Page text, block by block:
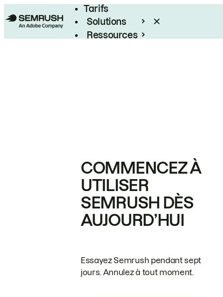
Tarifs
Solutions
Ressources
COMMENCEZ À
UTILISER
SEMRUSH DÈS
AUJOURD’HUI
Essayez Semrush pendant sept
jours. Annulez à tout moment.